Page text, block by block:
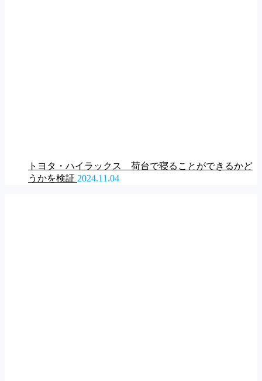
トヨタ・ハイラックス 荷台で寝ることができるかど
うかを検証 2024.11.04